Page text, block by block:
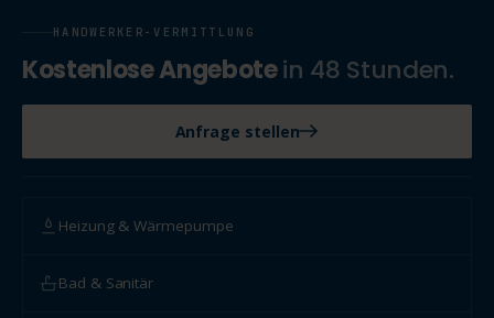
HANDWERKER-VERMITTLUNG
Kostenlose Angebotein 48 Stunden.
Anfrage stellen
Heizung & Wärmepumpe
Bad & Sanitär